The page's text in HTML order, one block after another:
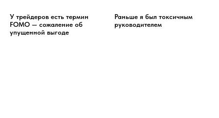
У трейдеров есть термин
FOMO — сожаление об
упущенной выгоде
Раньше я был токсичным
руководителем